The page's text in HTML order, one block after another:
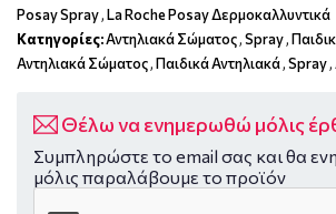
Posay Spray,La Roche Posay Δερμοκαλλυντικά
Κατηγορίες:Αντηλιακά Σώματος,Spray,
Αντηλιακά Σώματος,Παιδικά Αντηλιακά,Spray,
Θέλω να ενημερωθώ μόλις
Συμπληρώστε το email σας και θα
μόλις παραλάβουμε το προϊόν